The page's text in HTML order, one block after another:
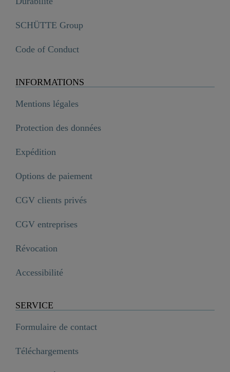
SCHÜTTE Group
Code of Conduct
INFORMATIONS
Mentions légales
Protection des données
Expédition
Options de paiement
CGV clients privés
CGV entreprises
Révocation
Accessibilité
SERVICE
Formulaire de contact
Téléchargements